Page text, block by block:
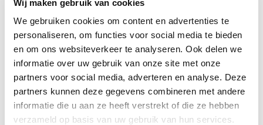
Wij maken gebruik van cookies
We gebruiken cookies om content en advertenties te
personaliseren, om functies voor social media te bieden
en om ons websiteverkeer te analyseren. Ook delen we
informatie over uw gebruik van onze site met onze
partners voor social media, adverteren en analyse. Deze
partners kunnen deze gegevens combineren met andere
informatie die u aan ze heeft verstrekt of die ze hebben
verzameld op basis van uw gebruik van hun services.
Dit gebeurde er deze zomer
16 augustus 2022
Opmerkelijk
UvA-wetenschappers vinden
onderbuikgevoelens op de
Tilburgse kermis
18 september 2020